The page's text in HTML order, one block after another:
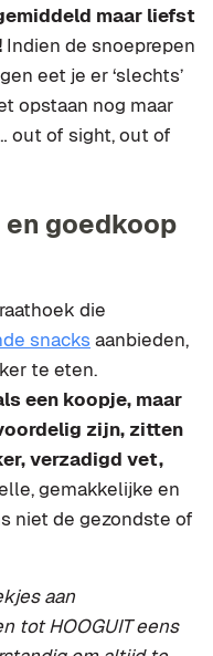
maar liefst
Indien de snoeprepen
eet je er ‘slechts’
opstaan nog maar
out of sight, out of
goedkoop
die
snacks aanbieden,
te eten.
een koopje, maar
zijn, zitten
verzadigd vet,
gemakkelijke en
niet de gezondste of
aan
tot HOOGUIT eens